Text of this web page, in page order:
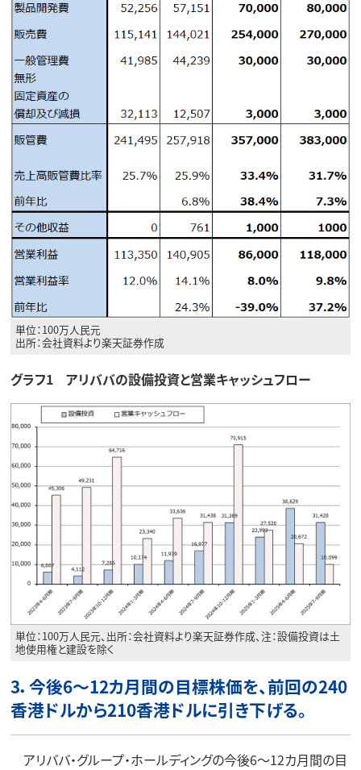
単位：100万人民元
出所：会社資料より楽天証券作成
グラフ1 アリババの設備投資と営業キャッシュフロー
単位：100万人民元、出所：会社資料より楽天証券作成、注：設備投資は土
地使用権と建設を除く
3．今後6～12カ月間の目標株価を、前回の240
香港ドルから210香港ドルに引き下げる。
アリババ・グループ・ホールディングの今後6～12カ月間の目